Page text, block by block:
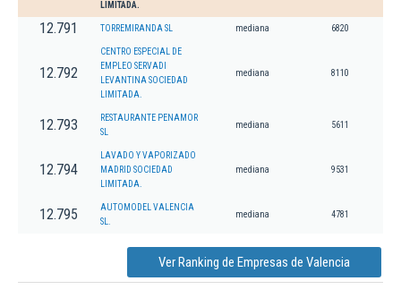
LIMITADA.
12.791 TORREMIRANDA SL mediana 6820
12.792
CENTRO ESPECIAL DE
EMPLEO SERVADI
LEVANTINA SOCIEDAD
LIMITADA.
mediana 8110
12.793
RESTAURANTE PENAMOR
SL
mediana 5611
12.794
LAVADO Y VAPORIZADO
MADRID SOCIEDAD
LIMITADA.
mediana 9531
12.795
AUTOMODEL VALENCIA
SL.
mediana 4781
Ver Ranking de Empresas de Valencia